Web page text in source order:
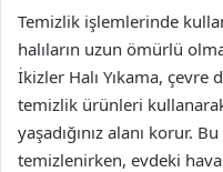
Temizlik işlemlerinde
halıların uzun ömürlü
İkizler Halı Yıkama, çevre
temizlik ürünleri kullanarak
yaşadığınız alanı korur.
temizlenirken, evdeki